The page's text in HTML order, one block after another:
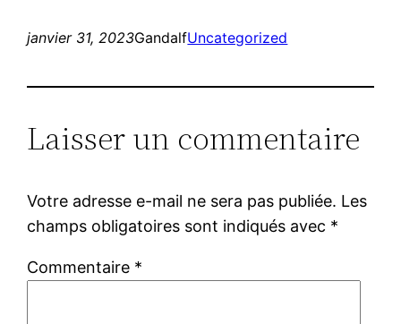
janvier 31, 2023GandalfUncategorized
Laisser un commentaire
Votre adresse e-mail ne sera pas publiée. Les
champs obligatoires sont indiqués avec *
Commentaire *